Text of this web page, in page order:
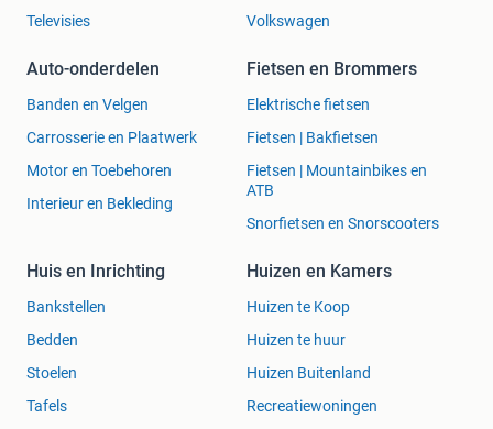
Televisies
Volkswagen
Auto-onderdelen
Banden en Velgen
Carrosserie en Plaatwerk
Motor en Toebehoren
Interieur en Bekleding
Fietsen en Brommers
Elektrische fietsen
Fietsen | Bakfietsen
Fietsen | Mountainbikes en
ATB
Snorfietsen en Snorscooters
Huis en Inrichting
Bankstellen
Bedden
Stoelen
Tafels
Huizen en Kamers
Huizen te Koop
Huizen te huur
Huizen Buitenland
Recreatiewoningen